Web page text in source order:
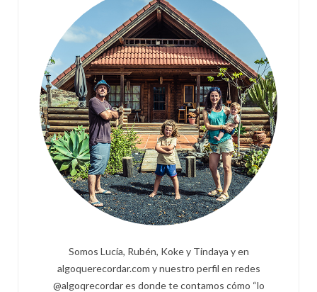
Somos Lucía, Rubén, Koke y Tindaya y en
algoquerecordar.com y nuestro perfil en redes
@algoqrecordar es donde te contamos cómo “lo